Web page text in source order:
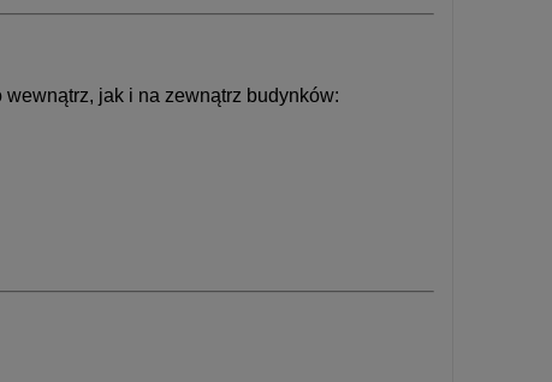
jak i na zewnątrz budynków: